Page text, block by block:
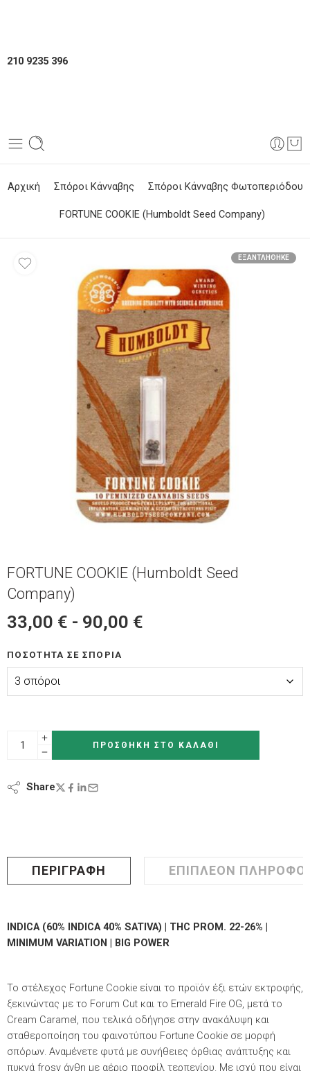
210 9235 396
Αρχική Σπόροι Κάνναβης Σπόροι Κάνναβης Φωτοπεριόδου
FORTUNE COOKIE (Humboldt Seed Company)
ΕΞΑΝΤΛΉΘΗΚΕ
FORTUNE COOKIE (Humboldt Seed
Company)
33,00 € - 90,00 €
ΠΟΣΌΤΗΤΑ ΣΕ ΣΠΌΡΙΑ
ΠΡΟΣΘΉΚΗ ΣΤΟ ΚΑΛΆΘΙ
Share
ΠΕΡΙΓΡΑΦΉ ΕΠΙΠΛΈΟΝ
INDICA (60% INDICA 40% SATIVA) | THC PROM. 22-26% |
MINIMUM VARIATION | BIG POWER
Το στέλεχος Fortune Cookie είναι το προϊόν έξι ετών εκτροφής,
ξεκινώντας με το Forum Cut και το Emerald Fire OG, μετά τo
Cream Caramel, που τελικά οδήγησε στην ανακάλυψη και
σταθεροποίηση του φαινοτύπου Fortune Cookie σε μορφή
σπόρων. Αναμένετε φυτά με συνήθειες όρθιας ανάπτυξης και
πυκνά frosy άνθη με αέριο προφίλ τερπενίου. Με ισχύ που είναι